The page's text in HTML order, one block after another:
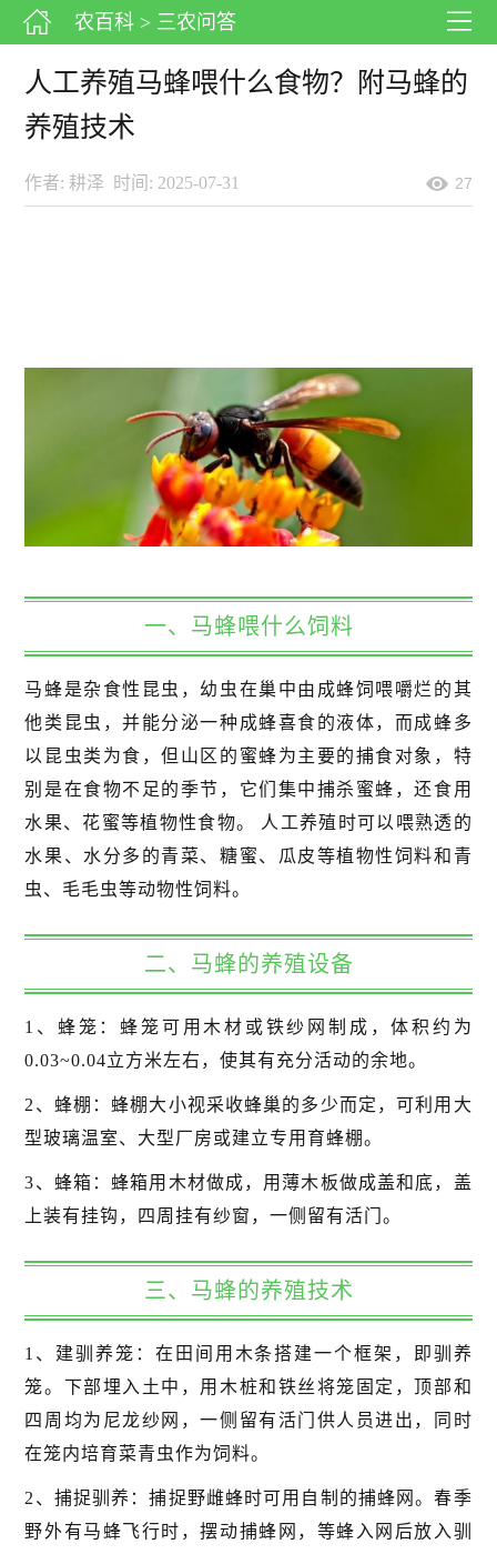
农百科 > 三农问答
人工养殖马蜂喂什么食物？附马蜂的
养殖技术
作者: 耕泽 时间: 2025-07-31 27
一、马蜂喂什么饲料
马蜂是杂食性昆虫，幼虫在巢中由成蜂饲喂嚼烂的其
他类昆虫，并能分泌一种成蜂喜食的液体，而成蜂多
以昆虫类为食，但山区的蜜蜂为主要的捕食对象，特
别是在食物不足的季节，它们集中捕杀蜜蜂，还食用
水果、花蜜等植物性食物。 人工养殖时可以喂熟透的
水果、水分多的青菜、糖蜜、瓜皮等植物性饲料和青
虫、毛毛虫等动物性饲料。
二、马蜂的养殖设备
1、蜂笼：蜂笼可用木材或铁纱网制成，体积约为
0.03~0.04立方米左右，使其有充分活动的余地。
2、蜂棚：蜂棚大小视采收蜂巢的多少而定，可利用大
型玻璃温室、大型厂房或建立专用育蜂棚。
3、蜂箱：蜂箱用木材做成，用薄木板做成盖和底，盖
上装有挂钩，四周挂有纱窗，一侧留有活门。
三、马蜂的养殖技术
1、建驯养笼：在田间用木条搭建一个框架，即驯养
笼。下部埋入土中，用木桩和铁丝将笼固定，顶部和
四周均为尼龙纱网，一侧留有活门供人员进出，同时
在笼内培育菜青虫作为饲料。
2、捕捉驯养：捕捉野雌蜂时可用自制的捕蜂网。春季
野外有马蜂飞行时，摆动捕蜂网，等蜂入网后放入驯